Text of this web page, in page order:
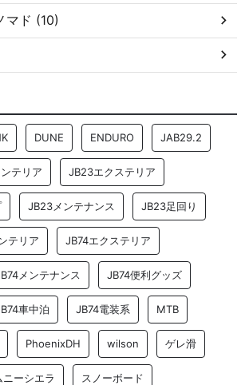
マド (10)
DUNE ENDURO JAB29.2
テリア JB23エクステリア
JB23メンテナンス JB23足回り
テリア JB74エクステリア
メンテナンス JB74便利グッズ
車中泊 JB74電装系 MTB
PhoenixDH wilson ゲレ滑
ニーシエラ スノーボード